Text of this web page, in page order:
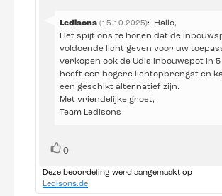
Antwoord
van:
Ledisons (15.10.2025):
Hallo,
Het spijt ons te horen dat de
voldoende licht geven voor uw
verkopen ook de Udis inbouwspot in 5
heeft een hogere lichtopbrengst en
een geschikt alternatief zijn.
Met vriendelijke groet,
Team Ledisons
Stem
0
Deze beoordeling werd aangemaakt op
Ledisons.de